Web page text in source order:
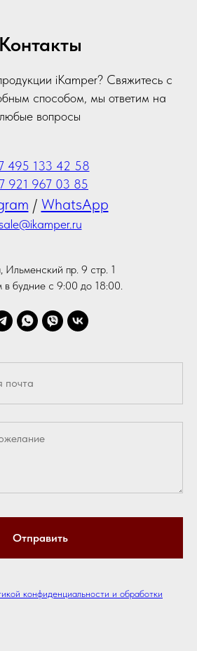
Контакты
iKamper? Свяжитесь с
способом, мы ответим на
любые вопросы
495 133 42 58
921 967 03 85
/ WhatsApp
Ильменский пр. 9 стр. 1
в будние с 9:00 до 18:00.
Отправить
конфиденциальности и обработки